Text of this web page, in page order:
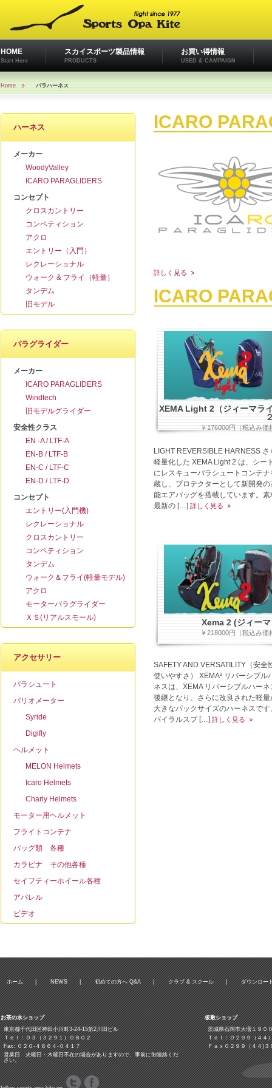
HOME
Start Here
スカイスポーツ製品情報
PRODUCTS
お買い得情報
USED & CAMPAIGN
Home パラハーネス
ハーネス
メーカー
WoodyValley
ICARO PARAGLIDERS
コンセプト
クロスカントリー
コンペティション
アクロ
エントリー（入門）
レクレーショナル
ウォーク & フライ（軽量）
タンデム
旧モデル
パラグライダー
メーカー
ICARO PARAGLIDERS
Windtech
旧モデルグライダー
安全性クラス
EN -A / LTF-A
EN-B / LTF-B
EN-C / LTF-C
EN-D / LTF-D
コンセプト
エントリー(入門機)
レクレーショナル
クロスカントリー
コンペティション
タンデム
ウォーク＆フライ(軽量モデル)
アクロ
モーターパラグライダー
ＸＳ(リアルスモール)
アクセサリー
パラシュート
バリオメーター
Syride
Digifly
ヘルメット
MELON Helmets
Icaro Helmets
Charly Helmets
モーター用ヘルメット
フライトコンテナ
バッグ類 各種
カラビナ その他各種
セイフティーホイール各種
アパレル
ビデオ
ICARO
詳しく見る
ICARO
XEMA Light 2（ジィーマラ
￥176000円（税込み価
LIGHT REVERSIBLE HARNESS さ
軽量化した XEMA Light 2 は、シー
にレスキューパラシュートコンテナ
蔵し、プロテクターとして新開発の
能エアバッグを搭載しています。素
最新の […] 詳しく見る
Xema 2 (ジィー
￥218000円（税込み価
SAFETY AND VERSATILITY（安全
使いやすさ） XEMA² リバーシブル
ネスは、XEMA リバーシブルハーネ
後継となり、さらに改良された軽量
大きなパックサイズのハーネスです
パイラルスプ […] 詳しく見る
ホーム | NEWS | 初めての方へ Q&A | クラブ & スクール | ダウンロー
お茶の水ショップ
東京都千代田区神田小川町3‐24‐15第2川田ビル
Ｔｅｌ：０３（３２９１）０８０２
Fax: ０２０-４６６４-０４１７
営業日 火曜日・木曜日不在の場合がありますので、事前に御連絡くだ
さい。
板敷ショップ
茨城県石岡市大増１９０
Ｔｅｌ：０２９９（４４
Ｆａｘ０２９９（４４)３